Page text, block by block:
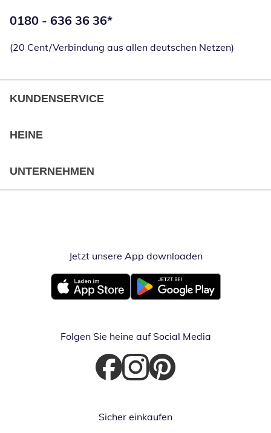
Telefonnummer:
0180 - 636 36 36*
(20 Cent/Verbindung aus allen deutschen Netzen)
KUNDENSERVICE
HEINE
UNTERNEHMEN
Jetzt unsere App downloadenÖffnet in
Öffnet in neuem FensterÖffnet in neuem Fenster
Folgen Sie heine auf Social Media
Öffnet in neuem Fenster
Öffnet in neuem Fenster
Öffnet in neuem Fenster
Sicher einkaufen